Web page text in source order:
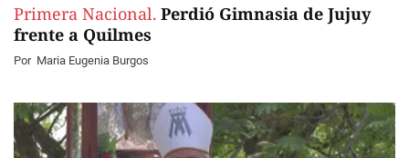
Primera Nacional. Perdió Gimnasia de Jujuy
frente a Quilmes
Por Maria Eugenia Burgos